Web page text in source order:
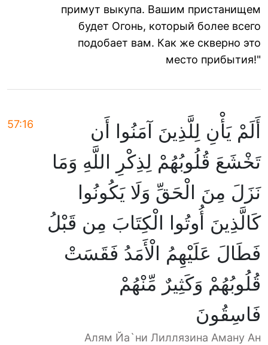
примут выкупа. Вашим пристанищем
будет Огонь, который более всего
подобает вам. Как же скверно это
место прибытия!"
57:16
أَلَمْ يَأْنِ لِلَّذِينَ آمَنُوا أَن
تَخْشَعَ قُلُوبُهُمْ لِذِكْرِ اللَّهِ وَمَا
نَزَلَ مِنَ الْحَقِّ وَلَا يَكُونُوا
كَالَّذِينَ أُوتُوا الْكِتَابَ مِن قَبْلُ
فَطَالَ عَلَيْهِمُ الْأَمَدُ فَقَسَتْ
قُلُوبُهُمْ وَكَثِيرٌ مِّنْهُمْ
فَاسِقُونَ
Алям Йа`ни Лиллязина Аману Ан